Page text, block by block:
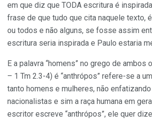
em que diz que TODA escritura é
frase de que tudo que cita naquele texto,
ou todos e não alguns, se fosse assim
escritura seria inspirada e Paulo estaria
E a palavra “homens” no grego de ambos
– 1 Tm 2.3-4) é “anthrópos” refere-se a
tanto homens e mulheres, não
nacionalistas e sim a raça humana em
escritor escreve “anthrópos”, ele quer